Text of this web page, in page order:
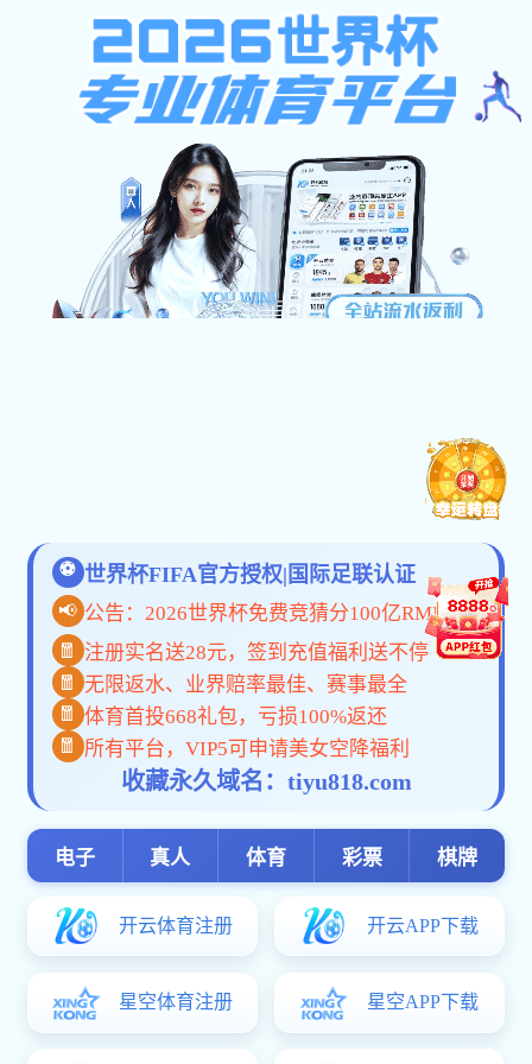
ng南宫体育概况 党建工作 ng28南宫娱乐快讯